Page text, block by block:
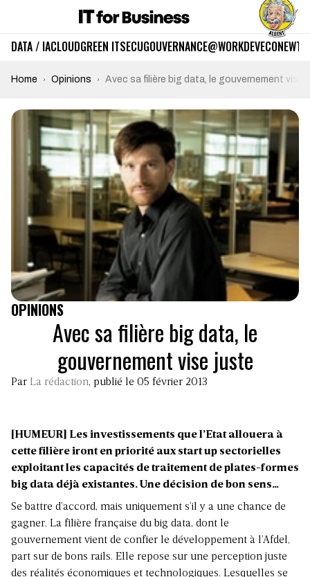
DATA / IACLOUDGREEN ITSECUGOUVERNANCE@WORKDEVECO
Home Opinions Avec sa filière big data, le gouvernement vise
OPINIONS
Avec sa filière big data, le
gouvernement vise juste
Par La rédaction, publié le 05 février 2013
[HUMEUR] Les investissements que l’Etat allouera à
cette filière iront en priorité aux start up sectorielles
exploitant les capacités de traitement de plates-formes
big data déjà existantes. Une décision de bon sens…
Se battre d’accord, mais uniquement s’il y a une chance de
gagner. La filière française du big data, dont le
gouvernement vient de confier le développement à l’Afdel,
part sur de bons rails. Elle repose sur une perception juste
des réalités économiques et technologiques. Lesquelles se